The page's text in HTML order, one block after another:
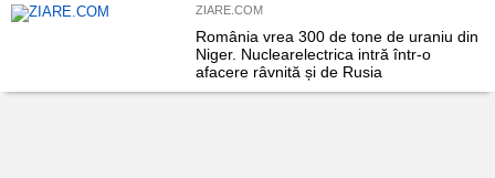
ZIARE.COM
România vrea 300 de tone de uraniu din
Niger. Nuclearelectrica intră într-o
afacere râvnită și de Rusia